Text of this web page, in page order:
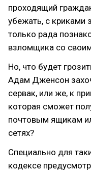
проходящий
убежать, с криками
только рада
взломщика со
Но, что будет
Адам Дженсон
сервак, или же, к
которая сможет
почтовым ящикам
сетях?
Специально для
кодексе